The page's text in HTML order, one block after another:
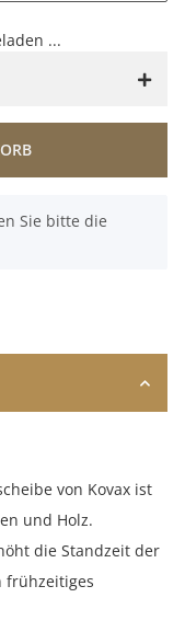
...
Sie bitte die
von Kovax ist
und Holz.
die Standzeit der
frühzeitiges